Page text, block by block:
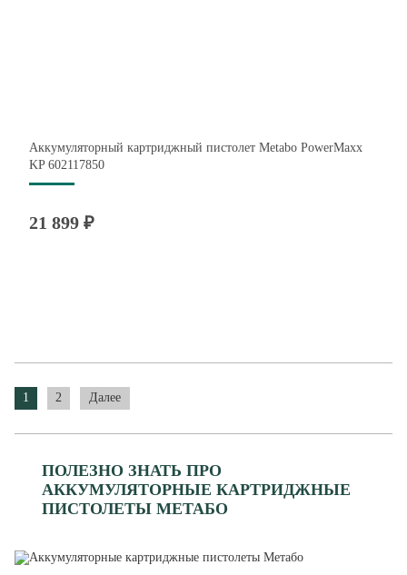
Аккумуляторный картриджный пистолет Metabo PowerMaxx
KP 602117850
21 899 ₽
1 2 Далее
ПОЛЕЗНО ЗНАТЬ ПРО
АККУМУЛЯТОРНЫЕ КАРТРИДЖНЫЕ
ПИСТОЛЕТЫ МЕТАБО